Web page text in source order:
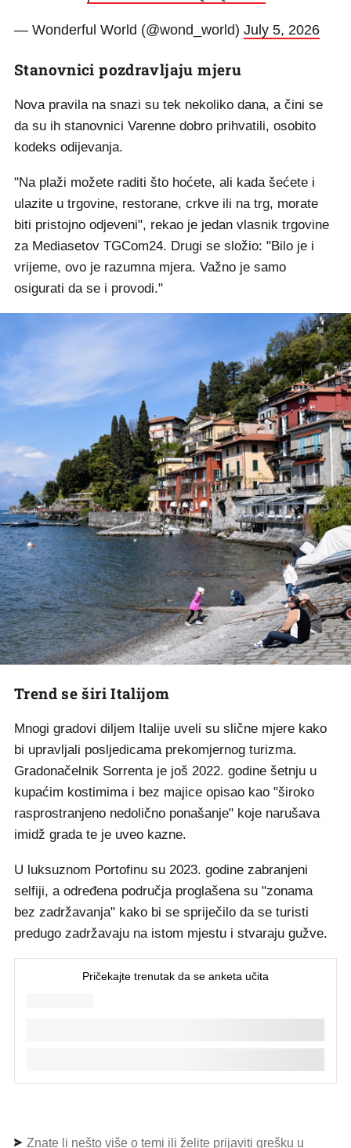
— Wonderful World (@wond_world) July 5, 2026
Stanovnici pozdravljaju mjeru
Nova pravila na snazi su tek nekoliko dana, a čini se
da su ih stanovnici Varenne dobro prihvatili, osobito
kodeks odijevanja.
"Na plaži možete raditi što hoćete, ali kada šećete i
ulazite u trgovine, restorane, crkve ili na trg, morate
biti pristojno odjeveni", rekao je jedan vlasnik trgovine
za Mediasetov TGCom24. Drugi se složio: "Bilo je i
vrijeme, ovo je razumna mjera. Važno je samo
osigurati da se i provodi."
Trend se širi Italijom
Mnogi gradovi diljem Italije uveli su slične mjere kako
bi upravljali posljedicama prekomjernog turizma.
Gradonačelnik Sorrenta je još 2022. godine šetnju u
kupaćim kostimima i bez majice opisao kao "široko
rasprostranjeno nedolično ponašanje" koje narušava
imidž grada te je uveo kazne.
U luksuznom Portofinu su 2023. godine zabranjeni
selfiji, a određena područja proglašena su "zonama
bez zadržavanja" kako bi se spriječilo da se turisti
predugo zadržavaju na istom mjestu i stvaraju gužve.
Znate li nešto više o temi ili želite prijaviti grešku u